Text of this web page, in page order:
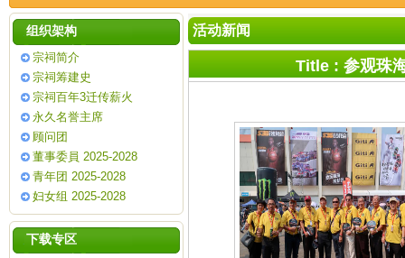
组织架构
宗祠简介
宗祠筹建史
宗祠百年3迁传薪火
永久名誉主席
顾问团
董事委員 2025-2028
青年团 2025-2028
妇女组 2025-2028
下载专区
活动新闻
Title : 参观珠